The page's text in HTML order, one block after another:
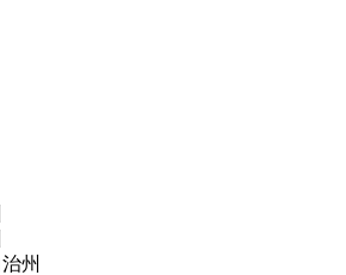
州